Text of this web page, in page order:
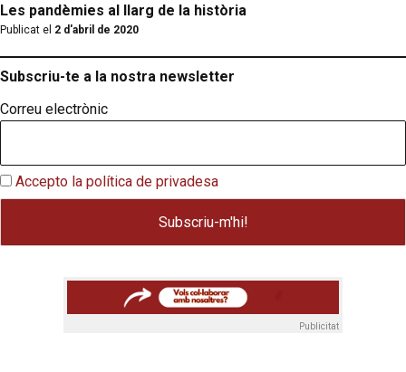
Les pandèmies al llarg de la història
Publicat el 2 d'abril de 2020
Subscriu-te a la nostra newsletter
Correu electrònic
Accepto la política de privadesa
Publicitat